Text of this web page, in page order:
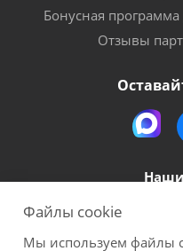
Бонусная
Отзывы
Файлы cookie
Мы используем файлы